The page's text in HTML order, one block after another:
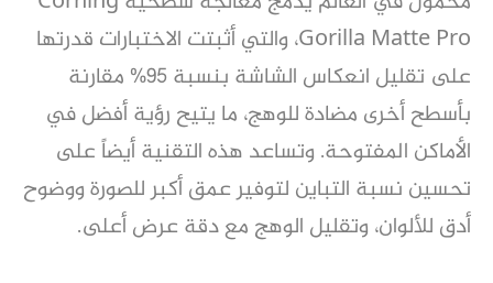
Gorilla Matte Pro، والتي أثبتت الاختبارات قدرتها
على تقليل انعكاس الشاشة بنسبة 95% مقارنة
بأسطح أخرى مضادة للوهج، ما يتيح رؤية أفضل في
الأماكن المفتوحة. وتساعد هذه التقنية أيضاً على
تحسين نسبة التباين لتوفير عمق أكبر للصورة ووضوح
أدق للألوان، وتقليل الوهج مع دقة عرض أعلى.